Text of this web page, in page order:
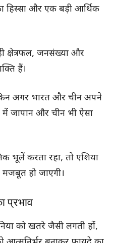
हिस्सा और एक बड़ी आर्थिक
क्षेत्रफल, जनसंख्या और
हैं।
अगर भारत और चीन अपने
जापान और चीन भी ऐसा
भूलें करता रहा, तो एशिया
हो जाएगी।
प्रभाव
को खतरे जैसी लगती हों,